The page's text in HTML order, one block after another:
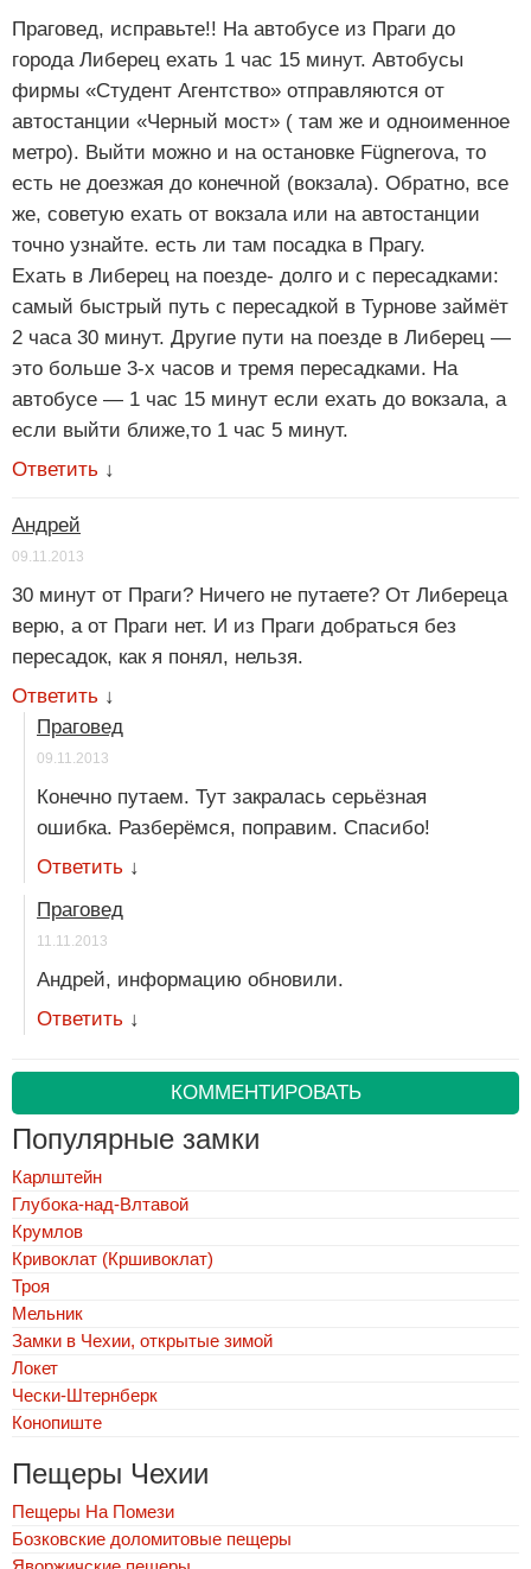
Праговед, исправьте!! На автобусе из Праги до
города Либерец ехать 1 час 15 минут. Автобусы
фирмы «Студент Агентство» отправляются от
автостанции «Черный мост» ( там же и одноименное
метро). Выйти можно и на остановке Fügnerova, то
есть не доезжая до конечной (вокзала). Обратно, все
же, советую ехать от вокзала или на автостанции
точно узнайте. есть ли там посадка в Прагу.
Ехать в Либерец на поезде- долго и с пересадками:
самый быстрый путь с пересадкой в Турнове займёт
2 часа 30 минут. Другие пути на поезде в Либерец —
это больше 3-х часов и тремя пересадками. На
автобусе — 1 час 15 минут если ехать до вокзала, а
если выйти ближе,то 1 час 5 минут.
Ответить ↓
Андрей
09.11.2013
30 минут от Праги? Ничего не путаете? От Либереца
верю, а от Праги нет. И из Праги добраться без
пересадок, как я понял, нельзя.
Ответить ↓
Праговед
09.11.2013
Конечно путаем. Тут закралась серьёзная
ошибка. Разберёмся, поправим. Спасибо!
Ответить ↓
Праговед
11.11.2013
Андрей, информацию обновили.
Ответить ↓
КОММЕНТИРОВАТЬ
Популярные замки
Карлштейн
Глубока-над-Влтавой
Крумлов
Кривоклат (Кршивоклат)
Троя
Мельник
Замки в Чехии, открытые зимой
Локет
Чески-Штернберк
Конопиште
Пещеры Чехии
Пещеры На Помези
Бозковские доломитовые пещеры